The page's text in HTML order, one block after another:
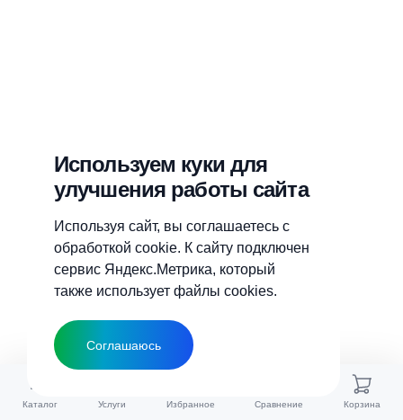
Используем куки для
улучшения работы сайта
Используя сайт, вы соглашаетесь с
обработкой cookie. К сайту подключен
сервис Яндекс.Метрика, который
также использует файлы cookies.
Соглашаюсь
Каталог Услуги Избранное Сравнение Корзина